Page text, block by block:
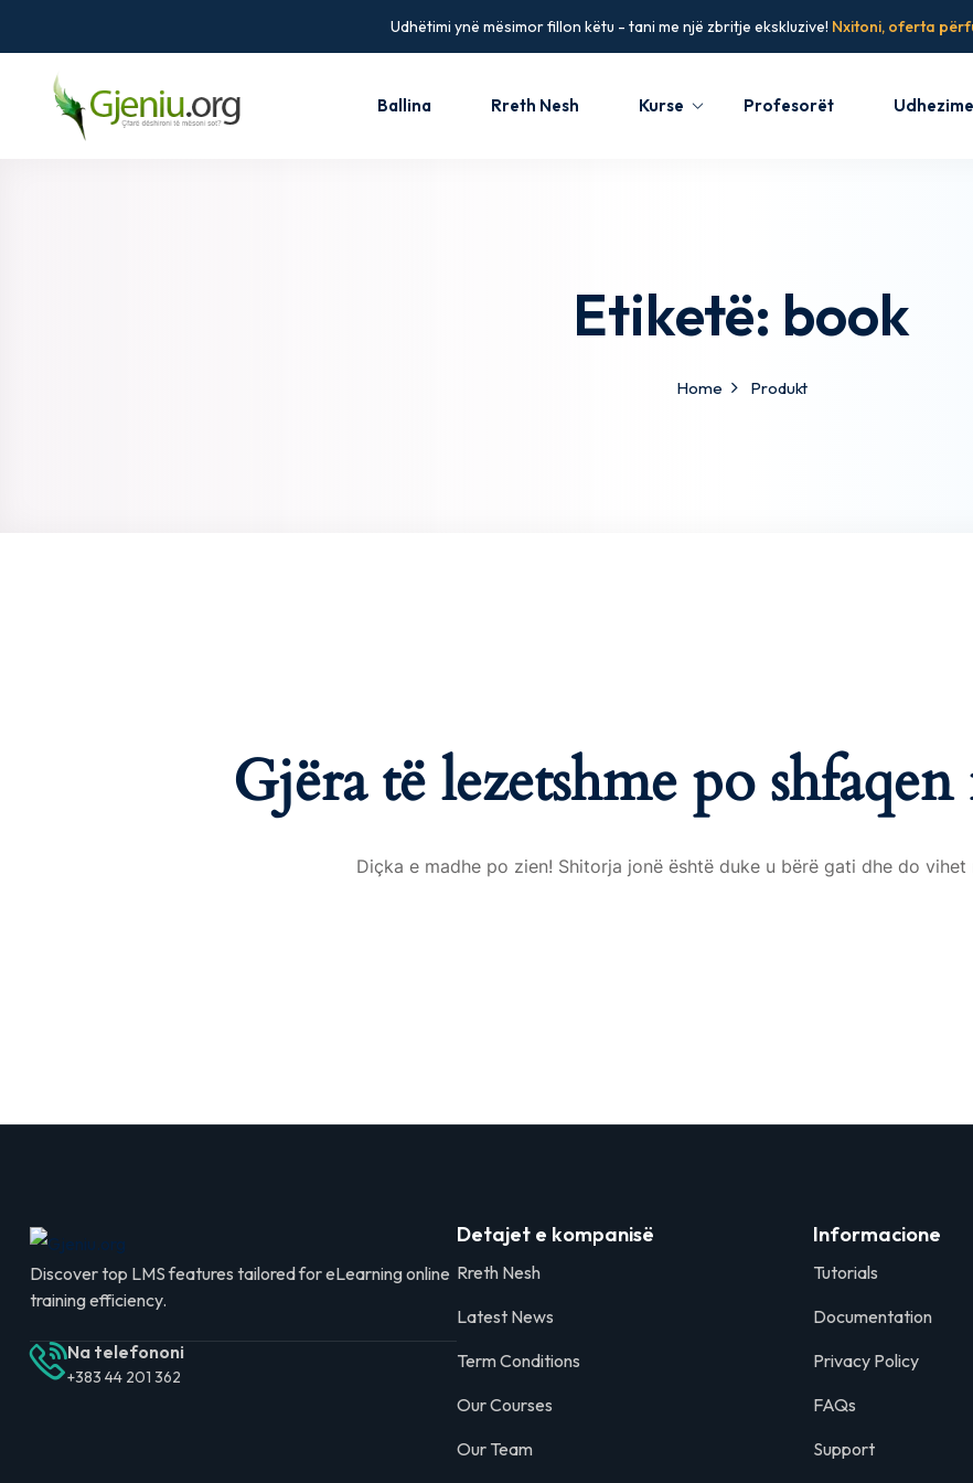
Udhëtimi ynë mësimor fillon këtu - tani me një zbritje ekskluzive! Nxitoni, oferta
Ballina Rreth Nesh Kurse Profesorët Udhezime
Etiketë: book
Home Produkt
Gjëra të lezetshme po
Diçka e madhe po zien! Shitorja jonë është duke u bërë gati dhe do vihet
Discover top LMS features tailored for eLearning online
training efficiency.
Na telefononi
+383 44 201 362
Detajet e kompanisë
Rreth Nesh
Latest News
Term Conditions
Our Courses
Our Team
Informacione
Tutorials
Documentation
Privacy Policy
FAQs
Support
Don’t have an account?Sign up